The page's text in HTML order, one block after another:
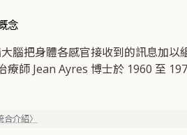
念
把身體各感官接收到的訊息加以
療師 Jean Ayres 博士於 1960 至
介紹〉